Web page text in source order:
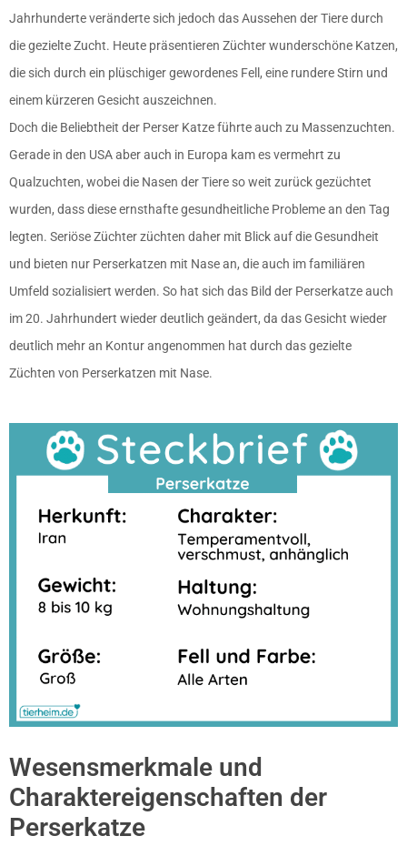
Jahrhunderte veränderte sich jedoch das Aussehen der Tiere durch
die gezielte Zucht. Heute präsentieren Züchter wunderschöne Katzen,
die sich durch ein plüschiger gewordenes Fell, eine rundere Stirn und
einem kürzeren Gesicht auszeichnen.
Doch die Beliebtheit der Perser Katze führte auch zu Massenzuchten.
Gerade in den USA aber auch in Europa kam es vermehrt zu
Qualzuchten, wobei die Nasen der Tiere so weit zurück gezüchtet
wurden, dass diese ernsthafte gesundheitliche Probleme an den Tag
legten. Seriöse Züchter züchten daher mit Blick auf die Gesundheit
und bieten nur Perserkatzen mit Nase an, die auch im familiären
Umfeld sozialisiert werden. So hat sich das Bild der Perserkatze auch
im 20. Jahrhundert wieder deutlich geändert, da das Gesicht wieder
deutlich mehr an Kontur angenommen hat durch das gezielte
Züchten von Perserkatzen mit Nase.
Wesensmerkmale und
Charaktereigenschaften der
Perserkatze